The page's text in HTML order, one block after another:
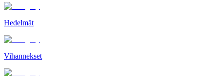
Hedelmät
Vihannekset